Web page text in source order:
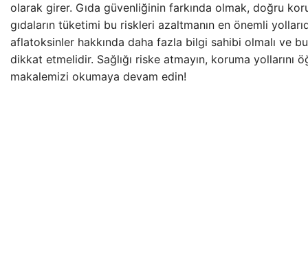
olarak girer. Gıda güvenliğinin farkında olmak, doğru
gıdaların tüketimi bu riskleri azaltmanın en önemli
aflatoksinler hakkında daha fazla bilgi sahibi olmalı ve
dikkat etmelidir. Sağlığı riske atmayın, koruma yollarını
makalemizi okumaya devam edin!